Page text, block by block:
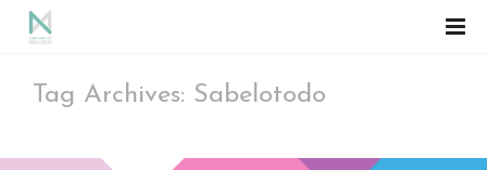
Tag Archives: Sabelotodo